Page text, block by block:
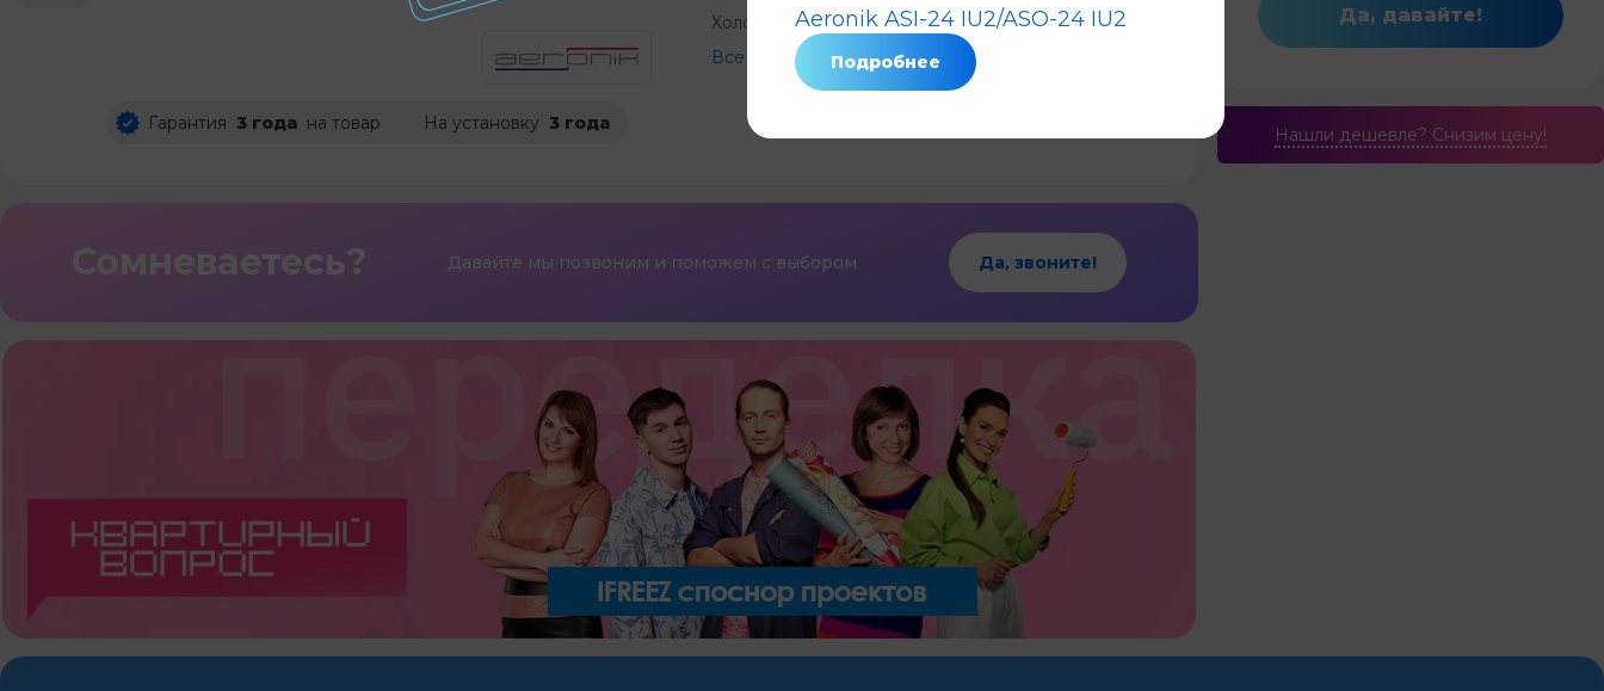
Гарантия 3 года на товар На установку 3 года
Холод, КВт/ч
?
Все характеристики
Сомневаетесь? Давайте мы позвоним и поможем с выбором Да, звоните!
Да, давайте!
Нашли дешевле? Cнизим цену!
Aeronik ASI-24 IU2/ASO-24 IU2
Подробнее